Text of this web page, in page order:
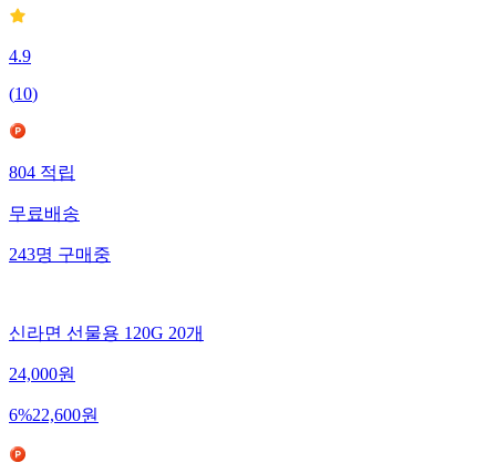
4.9
(10)
804적립
무료배송
243명구매중
신라면 선물용 120G 20개
24,000원
6%22,600원